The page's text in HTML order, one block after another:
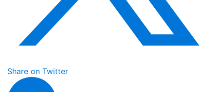
Share on Twitter